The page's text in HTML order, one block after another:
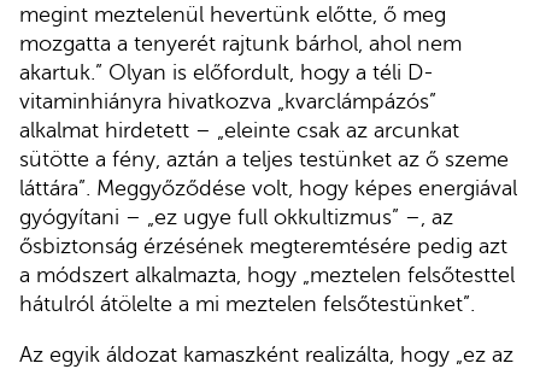
megint meztelenül hevertünk előtte, ő meg
mozgatta a tenyerét rajtunk bárhol, ahol nem
akartuk.” Olyan is előfordult, hogy a téli D-
vitaminhiányra hivatkozva „kvarclámpázós”
alkalmat hirdetett – „eleinte csak az arcunkat
sütötte a fény, aztán a teljes testünket az ő szeme
láttára”. Meggyőződése volt, hogy képes energiával
gyógyítani – „ez ugye full okkultizmus” –, az
ősbiztonság érzésének megteremtésére pedig azt
a módszert alkalmazta, hogy „meztelen felsőtesttel
hátulról átölelte a mi meztelen felsőtestünket”.
Az egyik áldozat kamaszként realizálta, hogy „ez az